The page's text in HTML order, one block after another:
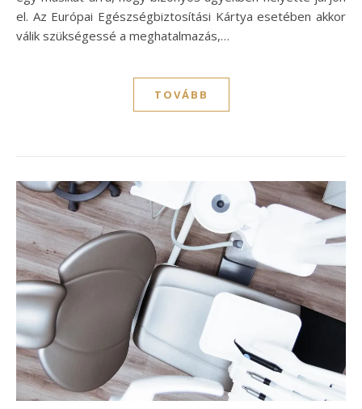
el. Az Európai Egészségbiztosítási Kártya esetében akkor
válik szükségessé a meghatalmazás,…
TOVÁBB